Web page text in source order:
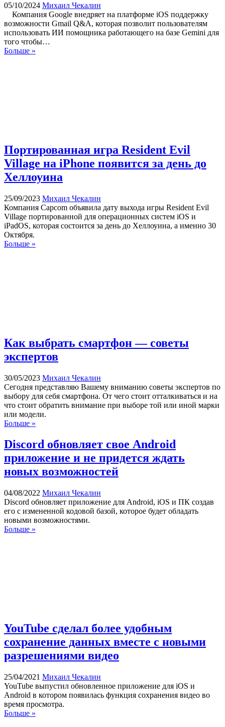
05/10/2024 Михаил Чекалин
Компания Google внедряет на платформе iOS поддержку
возможности Gmail Q&A, которая позволит пользователям
использовать ИИ помощника работающего на базе Gemini для
того чтобы…
Больше »
Портированная игра Resident Evil
Village на iPhone появится за день до
Хеллоуина
25/09/2023 Михаил Чекалин
Компания Capcom объявила дату выхода игры Resident Evil
Village портированной для операционных систем iOS и
iPadOS, которая состоится за день до Хеллоуина, а именно 30
Октября.
Больше »
Как выбрать смартфон — советы
экспертов
30/05/2023 Михаил Чекалин
Сегодня представляю Вашему вниманию советы экспертов по
выбору для себя смартфона. От чего стоит отталкиваться и на
что стоит обратить внимание при выборе той или иной марки
или модели.
Больше »
Discord обновляет свое Android
приложение и не придется ждать
новых возможностей
04/08/2022 Михаил Чекалин
Discord обновляет приложение для Android, iOS и ПК создав
его с измененной кодовой базой, которое будет обладать
новыми возможностями.
Больше »
YouTube сделал более удобным
сохранение данных вместе с новыми
разрешениями видео
25/04/2021 Михаил Чекалин
YouTube выпустил обновленное приложение для iOS и
Android в котором появилась функция сохранения видео во
время просмотра.
Больше »